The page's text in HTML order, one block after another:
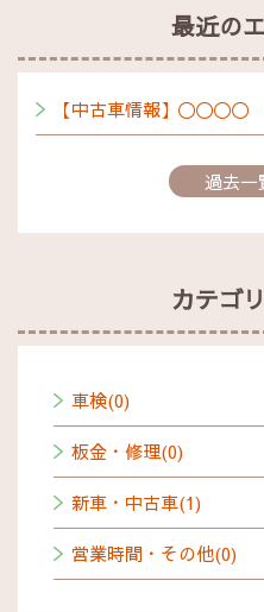
最近の
【中古車情報】〇〇〇
過去一
カテゴ
車検(0)
板金・修理(0)
新車・中古車(1)
営業時間・その他(0)